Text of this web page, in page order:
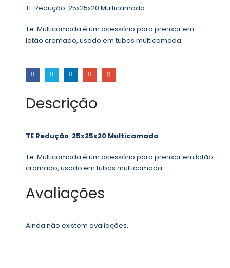
TE Redução 25x25x20 Multicamada
Te Multicamada é um acessório para prensar em
latão cromado, usado em tubos multicamada.
Descrição
TE Redução 25x25x20 Multicamada
Te Multicamada é um acessório para prensar em latão
cromado, usado em tubos multicamada.
Avaliações
Ainda não existem avaliações.